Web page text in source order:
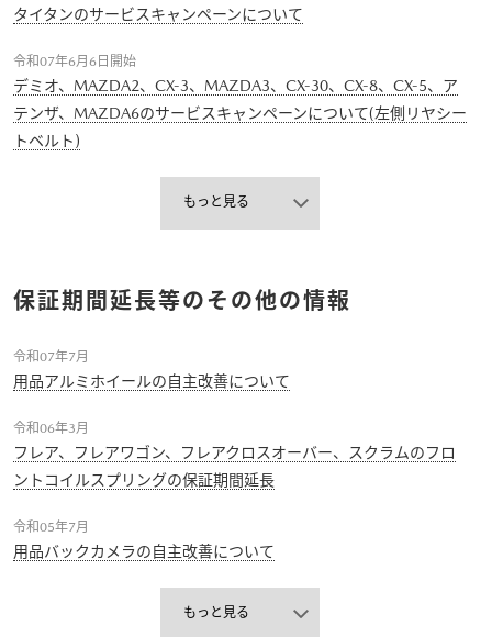
タイタンのサービスキャンペーンについて
令和07年6月6日開始
デミオ、MAZDA2、CX-3、MAZDA3、CX-30、CX-8、CX-5、ア
テンザ、MAZDA6のサービスキャンペーンについて(左側リヤシー
トベルト)
もっと見る
保証期間延長等のその他の情報
令和07年7月
用品アルミホイールの自主改善について
令和06年3月
フレア、フレアワゴン、フレアクロスオーバー、スクラムのフロ
ントコイルスプリングの保証期間延長
令和05年7月
用品バックカメラの自主改善について
もっと見る